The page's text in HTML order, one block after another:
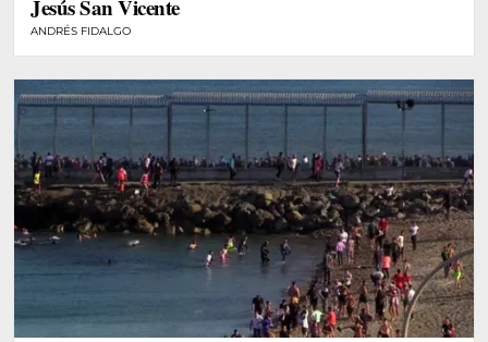
Jesús San Vicente
ANDRÉS FIDALGO